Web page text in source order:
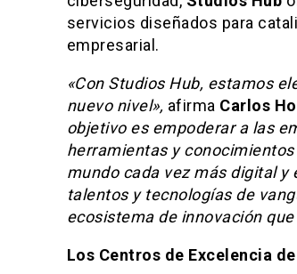
servicios diseñados para
empresarial.
«Con Studios Hub, estamos
nuevo nivel», afirma Carlos
objetivo es empoderar a las
herramientas y
mundo cada vez más digital
talentos y tecnologías de
ecosistema de innovación
Los Centros de Excelencia